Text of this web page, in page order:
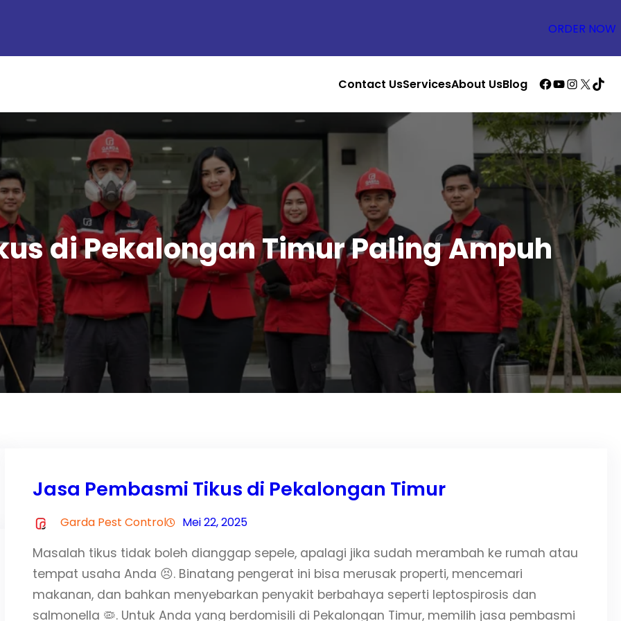
ORDER NOW
Contact UsServicesAbout UsBlog Facebook
YouTube
Instagram
X
di Pekalongan Timur Paling Ampuh
Jasa Pembasmi Tikus di Pekalongan Timur
Garda Pest Control Mei 22, 2025
Masalah tikus tidak boleh dianggap sepele, apalagi jika sudah merambah ke rumah atau
tempat usaha Anda 😣. Binatang pengerat ini bisa merusak properti, mencemari
makanan, dan bahkan menyebarkan penyakit berbahaya seperti leptospirosis dan
salmonella 🦠. Untuk Anda yang berdomisili di Pekalongan Timur, memilih jasa pembasmi